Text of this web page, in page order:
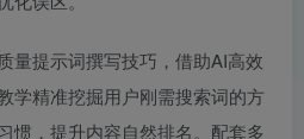
量提示词撰写技巧，借助AI高效
学精准挖掘用户刚需搜索词的方
惯，提升内容自然排名。配套多